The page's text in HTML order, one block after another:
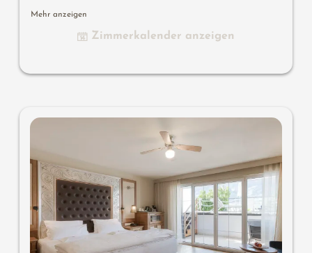
Surround-TV mit Bluetooth, Koffer-Designbar mit Wein-,
aus Halbedelstein mit Lady-Beauty-Desk, Erlebnisdusche
Cinema, bequeme Sitz- und Essmöbel, Duftkräuter,
Wärmestrahler und Laterne, keine Tiere. In der DolceVita
Mehr anzeigen
Zimmerkalender anzeigen